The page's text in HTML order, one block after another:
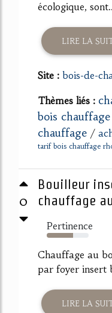
écologique,
LIRE LA
Site : bois-de-
Thèmes liés :
bois
chauffage /
tarif bois chauffage
0
Bouilleur
chauffage
Pertinence
63%
Chauffage au
par foyer insert
LIRE LA